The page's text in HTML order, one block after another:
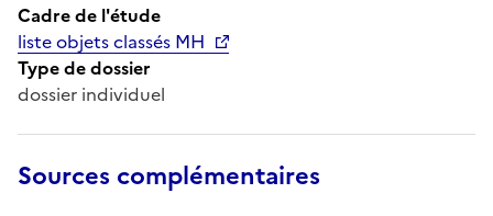
Cadre de l'étude
liste objets classés MH
Type de dossier
dossier individuel
Sources complémentaires